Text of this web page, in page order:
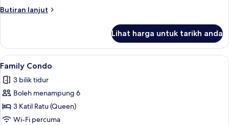
Butiran lanjut
Butiran
Condo
Lihat harga untuk tarikh anda
Lihat
semua
foto
untuk
Family
Condo
Family Condo | Ruang tamu | 55
10
Family Condo
3 bilik tidur
Boleh menampung 6
3 Katil Ratu (Queen)
Wi-Fi percuma